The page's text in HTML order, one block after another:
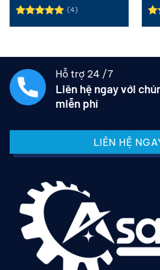
(4)
Hỗ trợ 24 /7
Liên hệ ngay với
miễn phí
LIÊN HỆ